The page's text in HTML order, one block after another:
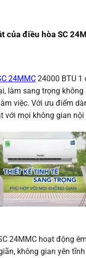
của điều hòa SC
24MMC 24000 BTU
làm sang trọng
việc. Với ưu điểm
với mọi không gian nội
24MMC hoạt động
không gian yên